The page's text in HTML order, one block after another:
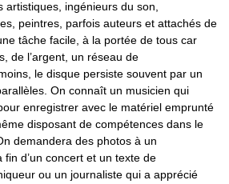
artistiques, ingénieurs du son,
peintres, parfois auteurs et attachés de
tâche facile, à la portée de tous car
de l’argent, un réseau de
le disque persiste souvent par un
On connaît un musicien qui
enregistrer avec le matériel emprunté
disposant de compétences dans le
demandera des photos à un
d’un concert et un texte de
ou un journaliste qui a apprécié